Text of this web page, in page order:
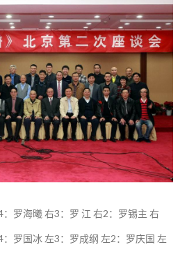
罗海曦 右3：罗 江 右2：罗锡主 右
罗国冰 左3：罗成纲 左2：罗庆国 左